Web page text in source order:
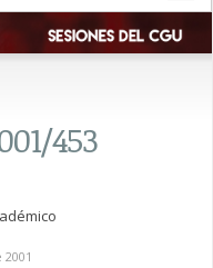
453